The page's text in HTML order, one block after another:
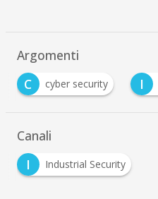
Argomenti
C
cyber security I
Canali
I
Industrial Security